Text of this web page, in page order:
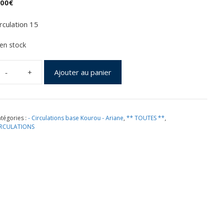
€
15
stock
Ajouter au panier
:- Circulations base Kourou - Ariane,** TOUTES **,